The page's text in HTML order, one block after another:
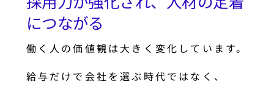
につながる
働く人の価値観は大きく変化しています。
給与だけで会社を選ぶ時代ではなく、